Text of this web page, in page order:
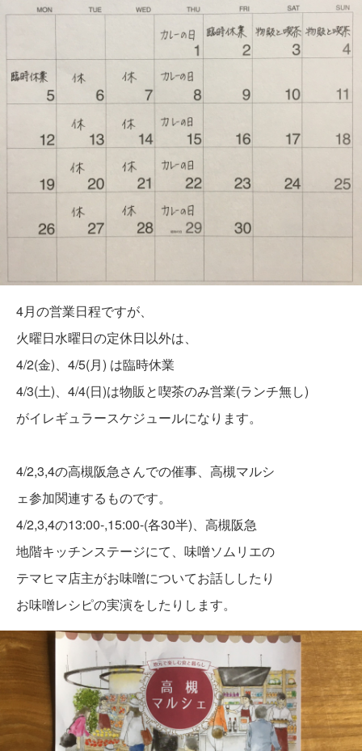
4月の営業日程ですが、
火曜日水曜日の定休日以外は、
4/2(金)、4/5(月) は臨時休業
4/3(土)、4/4(日)は物販と喫茶のみ営業(ランチ無し)
がイレギュラースケジュールになります。
4/2,3,4の高槻阪急さんでの催事、高槻マルシ
ェ参加関連するものです。
4/2,3,4の13:00-,15:00-(各30半)、高槻阪急
地階キッチンステージにて、味噌ソムリエの
テマヒマ店主がお味噌についてお話ししたり
お味噌レシピの実演をしたりします。